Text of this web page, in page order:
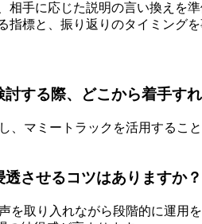
相手に応じた説明の言い換えを準
指標と、振り返りのタイミングを
する際、どこから着手す
、マミートラックを活用するこ
させるコツはありますか？
を取り入れながら段階的に運用